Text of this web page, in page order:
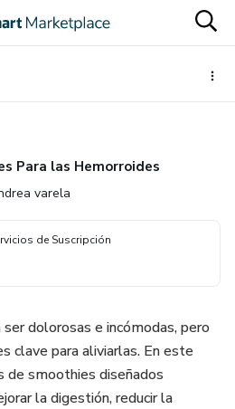
Para las Hemorroides
varela
de Suscripción
dolorosas e incómodas, pero
clave para aliviarlas. En este
de smoothies diseñados
la digestión, reducir la